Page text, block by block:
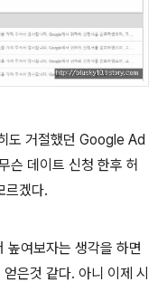
도 거절했던 Google Ad
슨 데이트 신청 한후 허
르겠다.
높여보자는 생각을 하면
은것 같다. 아니 이제 시